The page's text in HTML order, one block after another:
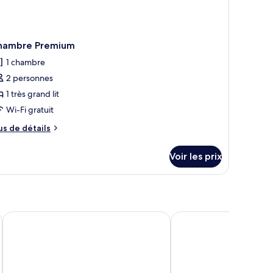
Premium
1 chambre
2 personnes
1 très grand lit
Wi-Fi gratuit
de détails
Voir les prix
Hotel Smugglers Snow Valley Resorts